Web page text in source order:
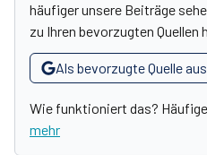
häufiger unsere Beiträge
zu Ihren bevorzugten Quellen
Als bevorzugte Quelle
Wie funktioniert das?
mehr